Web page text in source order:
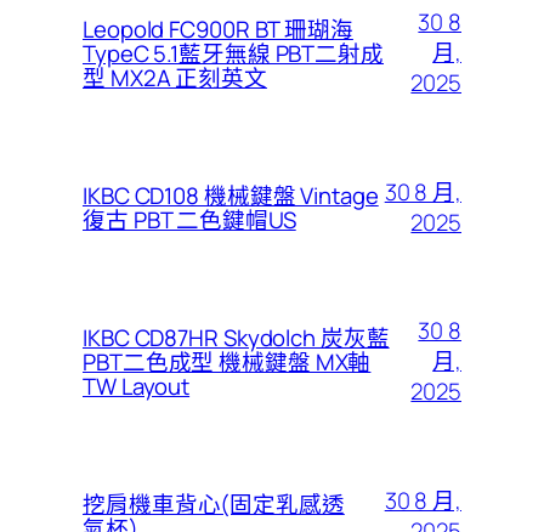
Leopold FC900R BT 珊瑚海
TypeC 5.1藍牙無線 PBT二射成
型 MX2A 正刻英文
30 8
月,
2025
IKBC CD108 機械鍵盤 Vintage
復古 PBT 二色鍵帽US
30 8 月,
2025
IKBC CD87HR Skydolch 炭灰藍
PBT二色成型 機械鍵盤 MX軸
TW Layout
30 8
月,
2025
挖肩機車背心(固定乳感透
30 8 月,